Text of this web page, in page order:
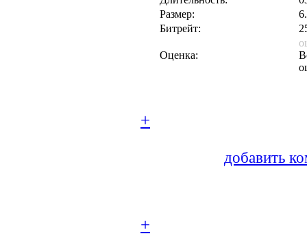
Размер:
Битрейт:
Оценка:
+
добавить
+